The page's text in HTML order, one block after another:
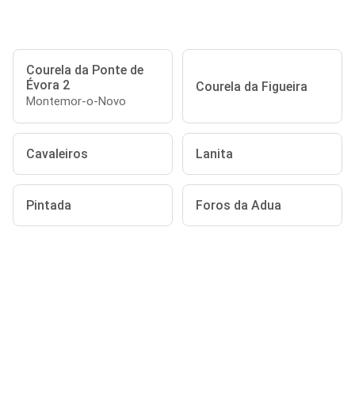
Courela da Ponte de
Évora 2
Montemor-o-Novo
Courela da Figueira
Cavaleiros Lanita
Pintada Foros da Adua